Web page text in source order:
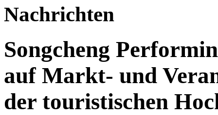
Nachrichten
Songcheng
auf Markt- und
der touristischen